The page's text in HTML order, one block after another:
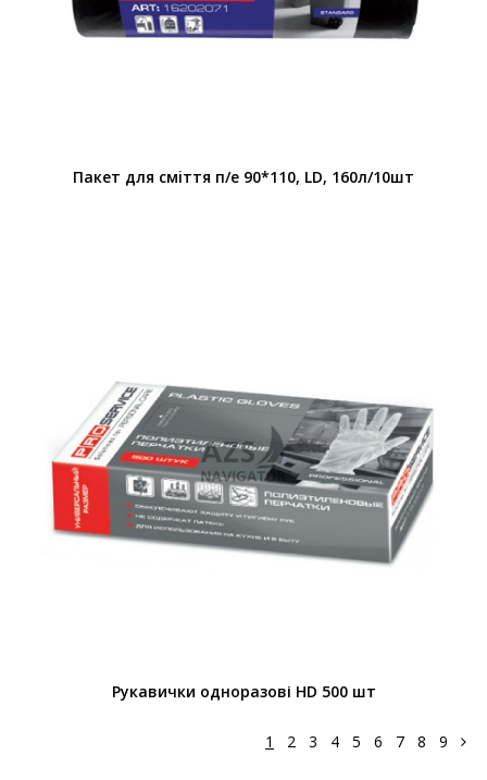
Пакет для смiття п/е 90*110, LD, 160л/10шт
Рукавички одноразові HD 500 шт
1 2 3 4 5 6 7 8 9